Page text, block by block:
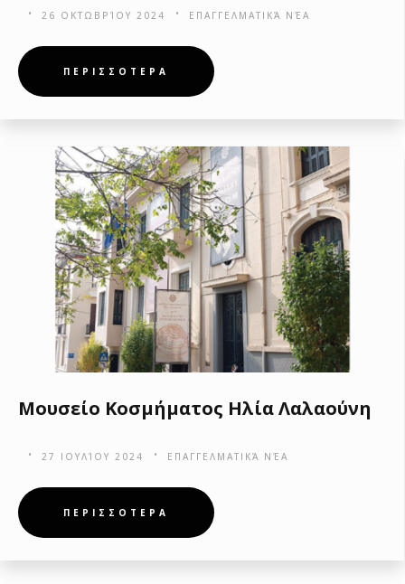
26 ΟΚΤΩΒΡΊΟΥ 2024 ΕΠΑΓΓΕΛΜΑΤΙΚΆ ΝΈΑ
ΠΕΡΙΣΣΟΤΕΡΑ
Μουσείο Κοσμήματος Ηλία Λαλαούνη
27 ΙΟΥΛΊΟΥ 2024 ΕΠΑΓΓΕΛΜΑΤΙΚΆ ΝΈΑ
ΠΕΡΙΣΣΟΤΕΡΑ